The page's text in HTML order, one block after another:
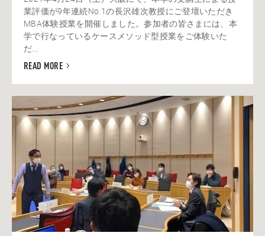
業評価が9年連続No.1の長沢雄次教授にご登壇いただき
MBA体験授業を開催しました。参加者の皆さまには、本
学で行なっているケースメソッド型授業をご体験いた
だ...
READ MORE